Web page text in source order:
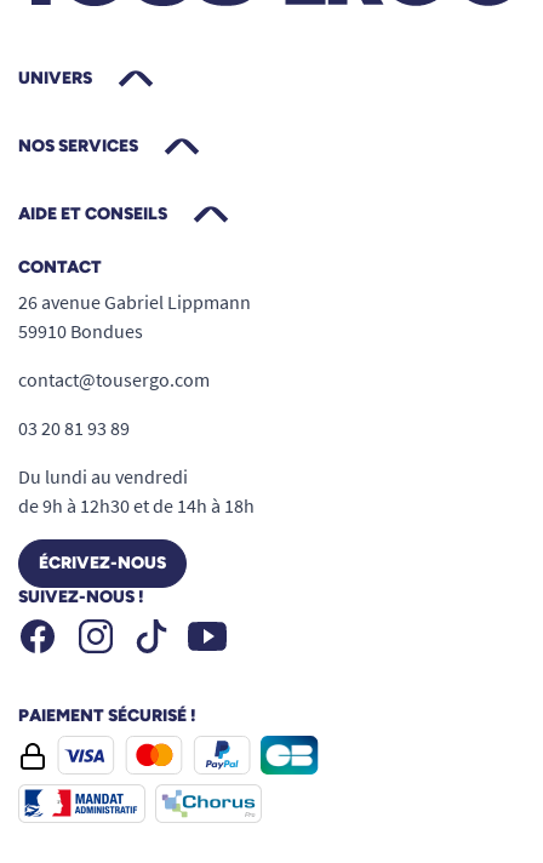
UNIVERS
NOS SERVICES
AIDE ET CONSEILS
CONTACT
26 avenue Gabriel Lippmann
59910 Bondues
contact@tousergo.com
03 20 81 93 89
Du lundi au vendredi
de 9h à 12h30 et de 14h à 18h
ÉCRIVEZ-NOUS
SUIVEZ-NOUS !
FacebookInstagramTiktok Youtube
PAIEMENT SÉCURISÉ !